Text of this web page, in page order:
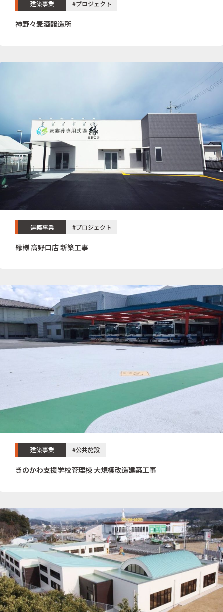
建築事業 #プロジェクト
神野々麦酒醸造所
建築事業 #プロジェクト
縁様 高野口店 新築工事
建築事業 #公共施設
きのかわ支援学校管理棟 大規模改造建築工事